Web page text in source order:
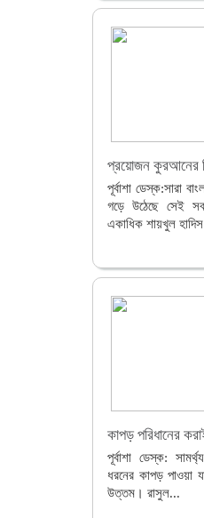
প্রয়োজন কুরআনের
পূর্বাশা ডেস্ক:সারা
গড়ে উঠেছে সেই
একাধিক শায়খুল
কাপড় পরিধানের
পূর্বাশা ডেস্ক:
ধরনের কাপড় পাওয়া
উত্তম। রাসুল...